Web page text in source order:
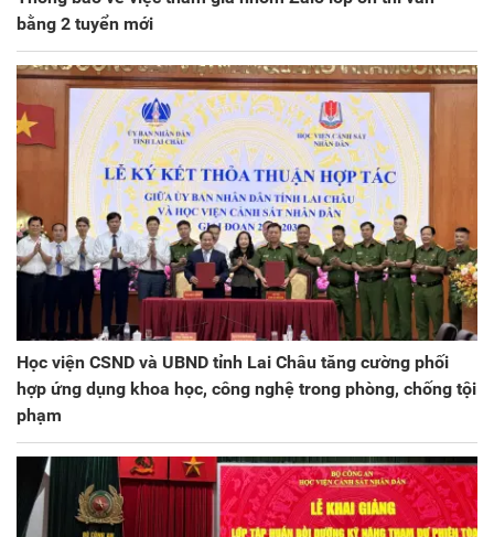
bằng 2 tuyển mới
Học viện CSND và UBND tỉnh Lai Châu tăng cường phối
hợp ứng dụng khoa học, công nghệ trong phòng, chống tội
phạm